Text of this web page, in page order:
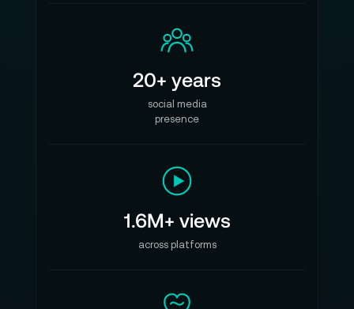
20+ years
social media
presence
1.6M+ views
across platforms